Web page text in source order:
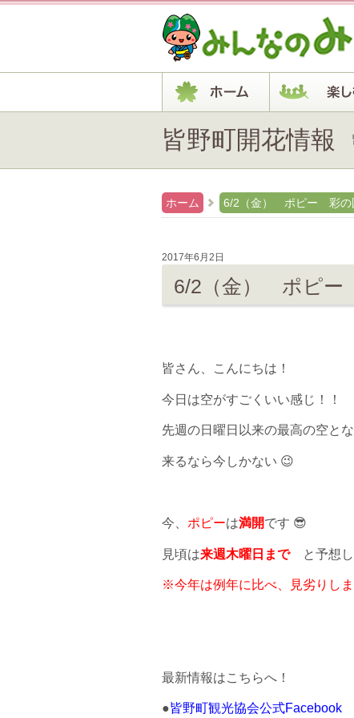
皆野町開花情報
ホーム 6/2（金） ポピー 彩の
2017年6月2日
6/2（金） ポピー
皆さん、こんにちは！
今日は空がすごくいい感じ！！
先週の日曜日以来の最高の空と
来るなら今しかない 😉
今、 ポピーは満開です 😎
見頃は来週木曜日までと予想し
※今年は例年に比べ、見劣りしま
最新情報はこちらへ！
●皆野町観光協会公式Facebook